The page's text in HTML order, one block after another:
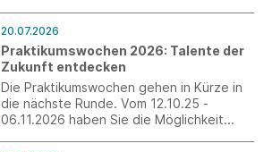
neuen gesetzlichen Vorgaben, gibt
jedoch die politischen Schwerpunkte der
Bundesregierung für die kommenden
Jahre vor.
20.07.2026
Praktikumswochen 2026: Talente der
Zukunft entdecken
Die Praktikumswochen gehen in Kürze in
die nächste Runde. Vom 12.10.25 -
06.11.2026 haben Sie die Möglichkeit